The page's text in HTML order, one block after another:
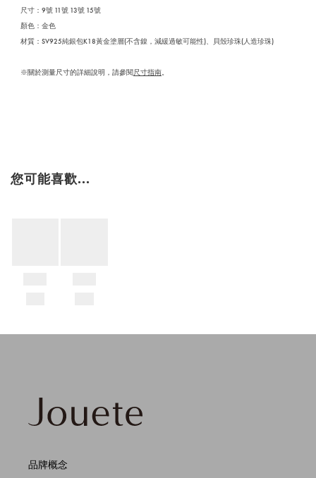
尺寸：9號 11號 13號 15號
顏色：金色
材質：SV925純銀包K18黃金塗層(不含鎳，減緩過敏可能性)、貝殼珍珠(人造珍珠)
※關於測量尺寸的詳細說明，請參閱尺寸指南。
您可能喜歡...
品牌概念